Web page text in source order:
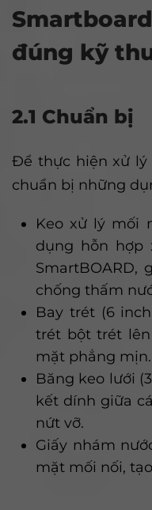
đúng kỹ
2.1 Chuẩn bị
Để thực hiện xử lý
chuẩn bị những
Keo xử lý mối
dụng hỗn hợp
SmartBOARD,
chống thấm
Bay trét (6
trét bột trét
mặt phẳng mịn.
Băng keo lưới
kết dính giữa
nứt vỡ.
Giấy nhám
mặt mối nối,